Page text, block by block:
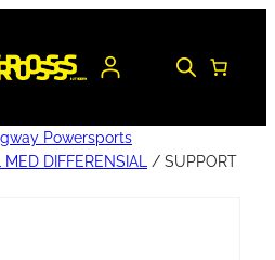
Powersports
DIFFERENSIAL
/ SUPPORT